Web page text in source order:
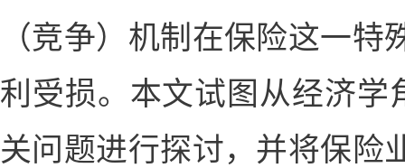
（竞争）机制在保险这一
利受损。本文试图从经济学
关问题进行探讨，并将保险